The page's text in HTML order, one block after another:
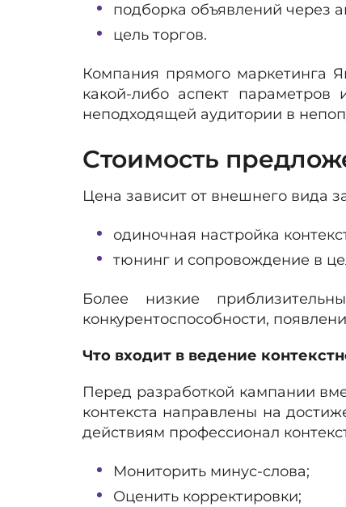
подборка объявлений через
цель торгов.
Компания прямого маркетинга
какой-либо аспект параметров
неподходящей аудитории в
Стоимость
Цена зависит от внешнего вида
одиночная настройка
тюнинг и сопровождение в
Более низкие
конкурентоспособности,
Что входит в ведение
Перед разработкой кампании
контекста направлены на
действиям профессионал
Мониторить минус-слова;
Оценить корректировки;